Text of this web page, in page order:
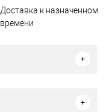
Доставка к назначенному
времени